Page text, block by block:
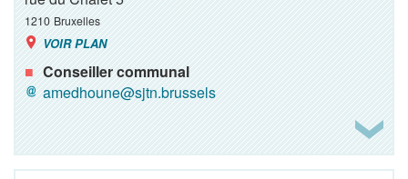
1210 Bruxelles
VOIR PLAN
Conseiller communal
amedhoune@sjtn.brussels